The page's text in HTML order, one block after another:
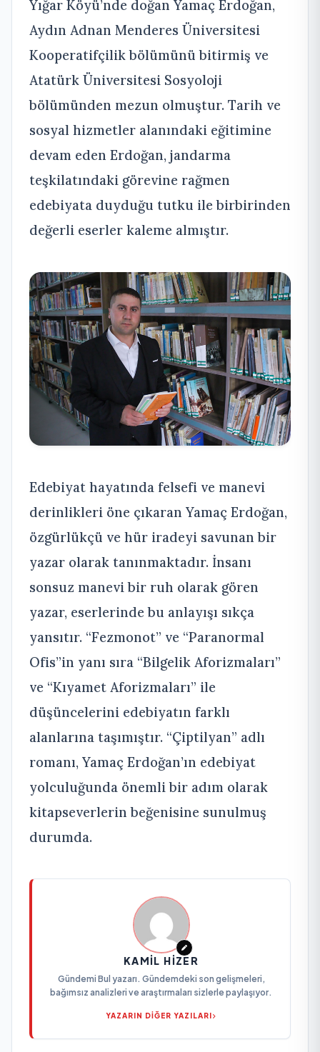
Yığar Köyü’nde doğan Yamaç Erdoğan,
Aydın Adnan Menderes Üniversitesi
Kooperatifçilik bölümünü bitirmiş ve
Atatürk Üniversitesi Sosyoloji
bölümünden mezun olmuştur. Tarih ve
sosyal hizmetler alanındaki eğitimine
devam eden Erdoğan, jandarma
teşkilatındaki görevine rağmen
edebiyata duyduğu tutku ile birbirinden
değerli eserler kaleme almıştır.
Edebiyat hayatında felsefi ve manevi
derinlikleri öne çıkaran Yamaç Erdoğan,
özgürlükçü ve hür iradeyi savunan bir
yazar olarak tanınmaktadır. İnsanı
sonsuz manevi bir ruh olarak gören
yazar, eserlerinde bu anlayışı sıkça
yansıtır. “Fezmonot” ve “Paranormal
Ofis”in yanı sıra “Bilgelik Aforizmaları”
ve “Kıyamet Aforizmaları” ile
düşüncelerini edebiyatın farklı
alanlarına taşımıştır. “Çiptilyan” adlı
romanı, Yamaç Erdoğan’ın edebiyat
yolculuğunda önemli bir adım olarak
kitapseverlerin beğenisine sunulmuş
durumda.
KAMIL HIZER
Gündemi Bul yazarı. Gündemdeki son gelişmeleri,
bağımsız analizleri ve araştırmaları sizlerle paylaşıyor.
YAZARIN DİĞER YAZILARI